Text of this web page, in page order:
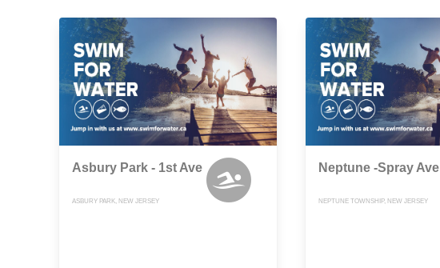
Asbury Park - 1st Ave
ASBURY PARK, NEW JERSEY
Neptune -Spray Ave
NEPTUNE TOWNSHIP, NEW JERSEY